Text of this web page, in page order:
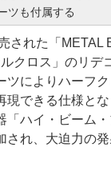
ツも付属する
された「METAL
クロス」のリデ
ツによりハーフ
現できる仕様と
「ハイ・ビーム
され、大迫力の